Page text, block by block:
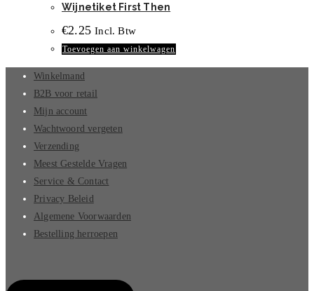
Wijnetiket First Then
€2.25 Incl. Btw
Toevoegen aan winkelwagen
Winkelmand
B2B voor retail
Mijn account
Wachtwoord vergeten
Verzending
Meest Gestelde Vragen
Service & Contact
Privacy Beleid
Algemene Voorwaarden
Bestelling herroepen